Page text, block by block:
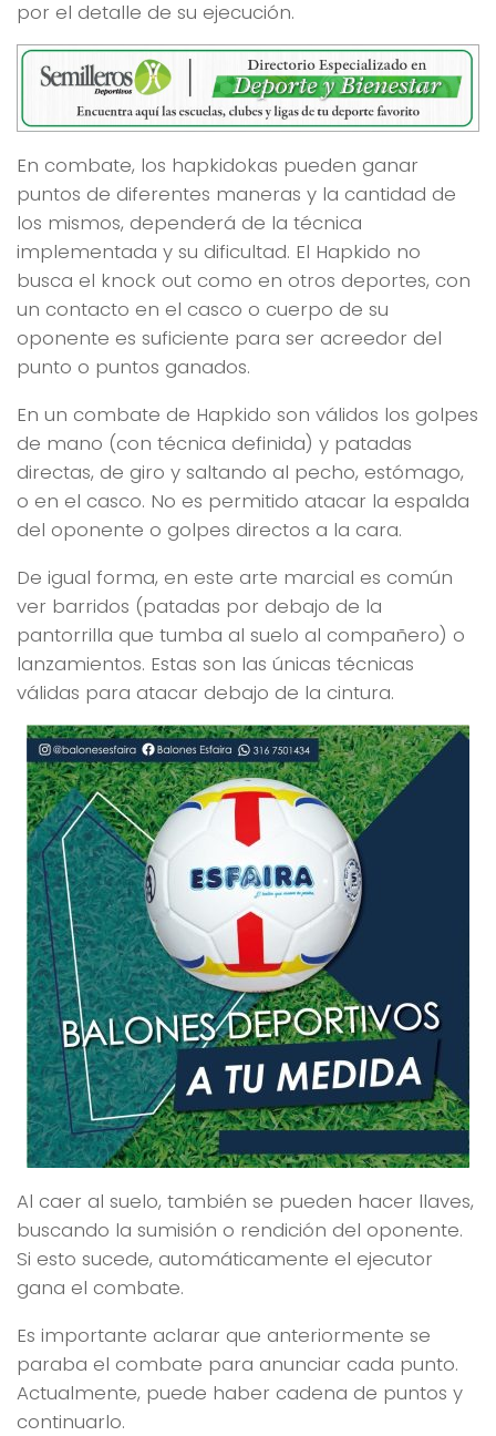
por el detalle de su ejecución.
En combate, los hapkidokas pueden ganar
puntos de diferentes maneras y la cantidad de
los mismos, dependerá de la técnica
implementada y su dificultad. El Hapkido no
busca el knock out como en otros deportes, con
un contacto en el casco o cuerpo de su
oponente es suficiente para ser acreedor del
punto o puntos ganados.
En un combate de Hapkido son válidos los golpes
de mano (con técnica definida) y patadas
directas, de giro y saltando al pecho, estómago,
o en el casco. No es permitido atacar la espalda
del oponente o golpes directos a la cara.
De igual forma, en este arte marcial es común
ver barridos (patadas por debajo de la
pantorrilla que tumba al suelo al compañero) o
lanzamientos. Estas son las únicas técnicas
válidas para atacar debajo de la cintura.
Al caer al suelo, también se pueden hacer llaves,
buscando la sumisión o rendición del oponente.
Si esto sucede, automáticamente el ejecutor
gana el combate.
Es importante aclarar que anteriormente se
paraba el combate para anunciar cada punto.
Actualmente, puede haber cadena de puntos y
continuarlo.